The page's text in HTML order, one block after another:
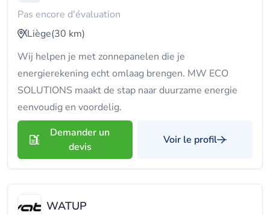
Pas encore d'évaluation
Liège(30 km)
Wij helpen je met zonnepanelen die je
energierekening echt omlaag brengen. MW ECO
SOLUTIONS maakt de stap naar duurzame energie
eenvoudig en voordelig.
Demander un
devis
Voir le profil
WATUP